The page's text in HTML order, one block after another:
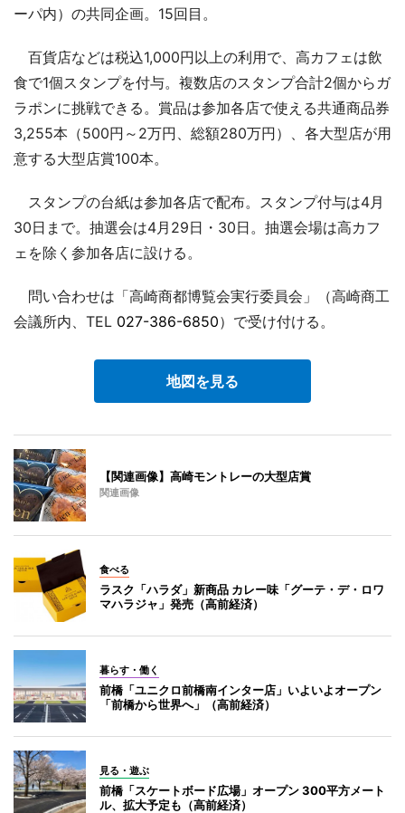
ーパ内）の共同企画。15回目。
百貨店などは税込1,000円以上の利用で、高カフェは飲
食で1個スタンプを付与。複数店のスタンプ合計2個からガ
ラポンに挑戦できる。賞品は参加各店で使える共通商品券
3,255本（500円～2万円、総額280万円）、各大型店が用
意する大型店賞100本。
スタンプの台紙は参加各店で配布。スタンプ付与は4月
30日まで。抽選会は4月29日・30日。抽選会場は高カフ
ェを除く参加各店に設ける。
問い合わせは「高崎商都博覧会実行委員会」（高崎商工
会議所内、TEL 027-386-6850）で受け付ける。
地図を見る
【関連画像】高崎モントレーの大型店賞
関連画像
食べる
ラスク「ハラダ」新商品 カレー味「グーテ・デ・ロワ
マハラジャ」発売（高前経済）
暮らす・働く
前橋「ユニクロ前橋南インター店」いよいよオープン
「前橋から世界へ」（高前経済）
見る・遊ぶ
前橋「スケートボード広場」オープン 300平方メート
ル、拡大予定も（高前経済）